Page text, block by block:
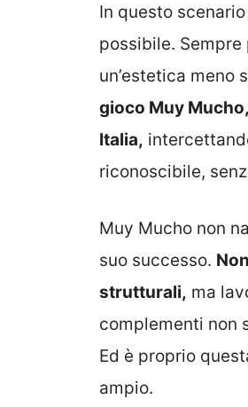
In questo
possibile.
un’estetica meno
gioco Muy
Italia,
riconoscibile,
Muy Mucho non
suo successo.
strutturali, ma
complementi non
Ed è proprio
ampio.